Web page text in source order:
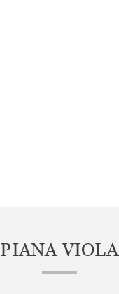
PIANA VIOLA